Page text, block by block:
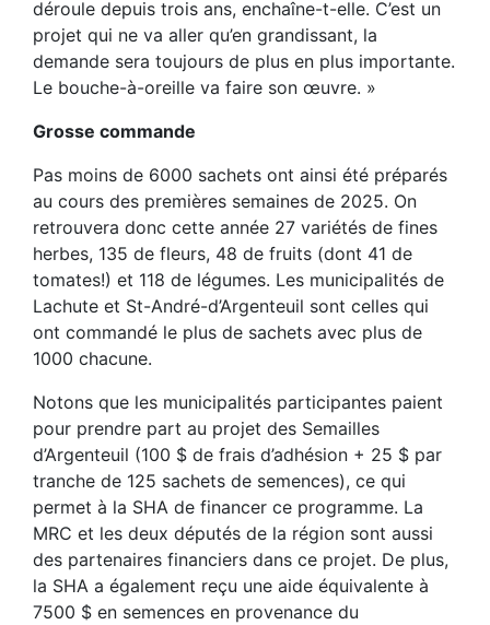
déroule depuis trois ans, enchaîne-t-elle. C’est un
projet qui ne va aller qu’en grandissant, la
demande sera toujours de plus en plus importante.
Le bouche-à-oreille va faire son œuvre. »
Grosse commande
Pas moins de 6000 sachets ont ainsi été préparés
au cours des premières semaines de 2025. On
retrouvera donc cette année 27 variétés de fines
herbes, 135 de fleurs, 48 de fruits (dont 41 de
tomates!) et 118 de légumes. Les municipalités de
Lachute et St-André-d’Argenteuil sont celles qui
ont commandé le plus de sachets avec plus de
1000 chacune.
Notons que les municipalités participantes paient
pour prendre part au projet des Semailles
d’Argenteuil (100 $ de frais d’adhésion + 25 $ par
tranche de 125 sachets de semences), ce qui
permet à la SHA de financer ce programme. La
MRC et les deux députés de la région sont aussi
des partenaires financiers dans ce projet. De plus,
la SHA a également reçu une aide équivalente à
7500 $ en semences en provenance du